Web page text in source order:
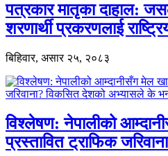
पत्रकार मातृका दाहाल:
शरणार्थी प्रकरणलाई
बिहिवार, असार २५, २०८३
विश्लेषण: नेपालीको
प्रस्तावित ट्राफिक